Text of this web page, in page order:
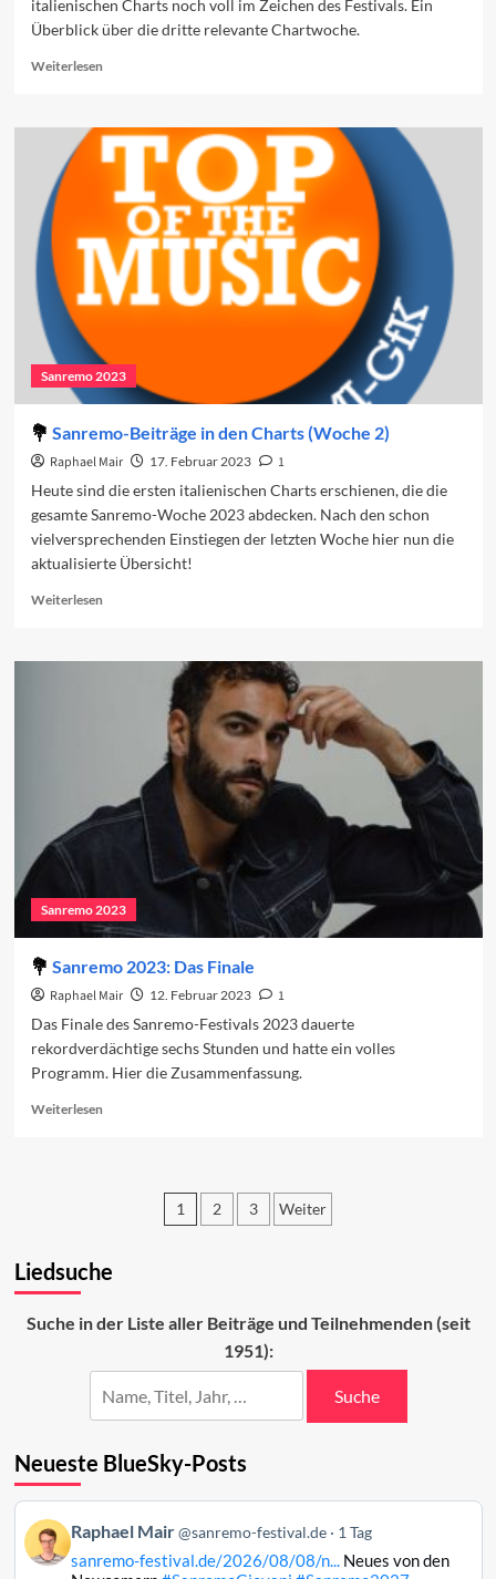
italienischen Charts noch voll im Zeichen des Festivals. Ein
Überblick über die dritte relevante Chartwoche.
WeiterlesenRead
Sanremo-
Beiträge
in
den
Charts
(Woche
3)
Sanremo 2023
Sanremo-Beiträge in den Charts (Woche 2)
Raphael Mair 17. Februar 2023
1
Heute sind die ersten italienischen Charts erschienen, die die
gesamte Sanremo-Woche 2023 abdecken. Nach den schon
vielversprechenden Einstiegen der letzten Woche hier nun die
aktualisierte Übersicht!
WeiterlesenRead
Sanremo-
Sanremo 2023
Sanremo 2023: Das Finale
Raphael Mair 12. Februar 2023
1
Das Finale des Sanremo-Festivals 2023 dauerte
rekordverdächtige sechs Stunden und hatte ein volles
Programm. Hier die Zusammenfassung.
WeiterlesenRead
Beiträge
1 2 3 Weiter
Liedsuche
Suche in der Liste aller Beiträge und Teilnehmenden (seit
1951):
Suche
Neueste BlueSky-Posts
Beitrag
von
Raphael
Raphael Mair @sanremo-festival.de 1 Tag
sanremo-festival.de/2026/08/08/n...Neues von den